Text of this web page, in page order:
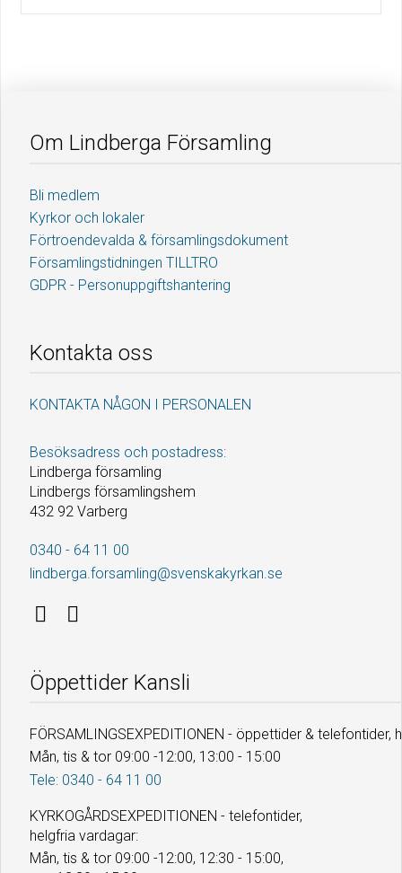
Om Lindberga Församling
Bli medlem
Kyrkor och lokaler
Förtroendevalda & församlingsdokument
Församlingstidningen TILLTRO
GDPR - Personuppgiftshantering
Kontakta oss
KONTAKTA NÅGON I PERSONALEN
Besöksadress och postadress:
Lindberga församling
Lindbergs församlingshem
432 92 Varberg
0340 - 64 11 00
lindberga.forsamling@svenskakyrkan.se
Öppettider Kansli
FÖRSAMLINGSEXPEDITIONEN - öppettider & telefontider,
Mån, tis & tor 09:00 -12:00, 13:00 - 15:00
Tele: 0340 - 64 11 00
KYRKOGÅRDSEXPEDITIONEN - telefontider,
helgfria vardagar:
Mån, tis & tor 09:00 -12:00, 12:30 - 15:00,